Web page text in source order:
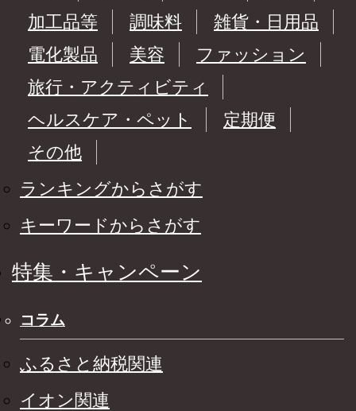
加工品等
調味料
雑貨・日用品
電化製品
美容
ファッション
旅行・アクティビティ
ヘルスケア・ペット
定期便
その他
ランキングからさがす
キーワードからさがす
特集・キャンペーン
コラム
ふるさと納税関連
イオン関連